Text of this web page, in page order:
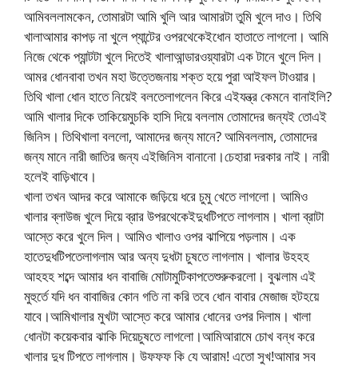
আমিবললামকেন, তোমারটা আমি খুলি আর আমারটা তুমি খুলে দাও। তিথি
খালাআমার কাপড় না খুলে প্যান্টের ওপরথেকেইধোন হাতাতে লাগলো। আমি
নিজে থেকে প্যান্টটা খুলে দিতেই খালাআন্ডারওয়্যারটা এক টানে খুলে দিল।
আমর ধোনবাবা তখন মহা উত্তেজনায় শক্ত হয়ে পুরা আইফল টাওয়ার।
তিথি খালা ধোন হাতে নিয়েই বলতেলাগলেন কিরে এইযন্ত্র কেমনে বানাইলি?
আমি খালার দিকে তাকিয়েমুচকি হাসি দিয়ে বললাম তোমাদের জন্যই তোএই
জিনিস। তিথিখালা বললো, আমাদের জন্য মানে? আমিবললাম, তোমাদের
জন্য মানে নারী জাতির জন্য এইজিনিস বানানো।চেহারা দরকার নাই। নারী
হলেই বাড়িখাবে।
খালা তখন আদর করে আমাকে জড়িয়ে ধরে চুমু খেতে লাগলো। আমিও
খালার ব্লাউজ খুলে দিয়ে ব্রার উপরথেকেইদুধটিপতে লাগলাম। খালা ব্রাটা
আস্তে করে খুলে দিল। আমিও খালাও ওপর ঝাপিয়ে পড়লাম। এক
হাতেদুধটিপতেলাগলাম আর অন্য দুধটা চুষতে লাগলাম। খালার উহহহ
আহহহ শব্দে আমার ধন বাবাজি মোটামুটিকাপতেশুরুকরলো। বুঝলাম এই
মুহুর্তে যদি ধন বাবাজির কোন গতি না করি তবে ধোন বাবার মেজাজ হটহয়ে
যাবে।আমিখালার মুখটা আস্তে করে আমার ধোনের ওপর দিলাম। খালা
ধোনটা কয়েকবার ঝাকি দিয়েচুষতে লাগলো।আমিআরামে চোখ বন্ধ করে
খালার দুধ টিপতে লাগলাম। উফফফ কি যে আরাম! এতো সুখ!আমার সব